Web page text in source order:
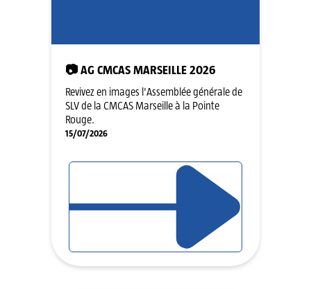
📷 AG CMCAS MARSEILLE 2026
Revivez en images l'Assemblée générale de
SLV de la CMCAS Marseille à la Pointe
Rouge.
15/07/2026